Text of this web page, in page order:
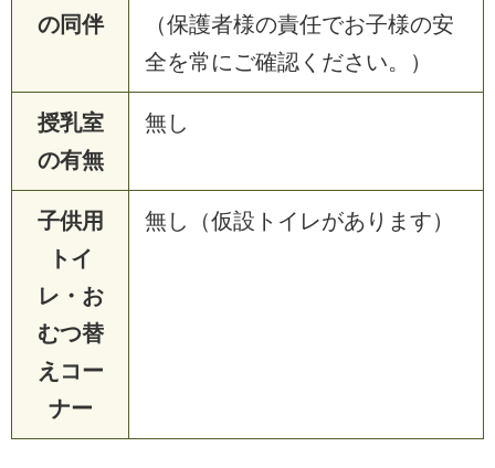
の同伴
（保護者様の責任でお子様の安
全を常にご確認ください。）
授乳室
の有無
無し
子供用
トイ
レ・お
むつ替
えコー
ナー
無し（仮設トイレがあります）